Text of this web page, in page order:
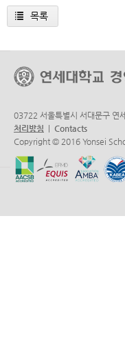
목록
03722 서울특별시 서대문구 연
처리방침
Contacts
Copyright © 2016 Yonsei